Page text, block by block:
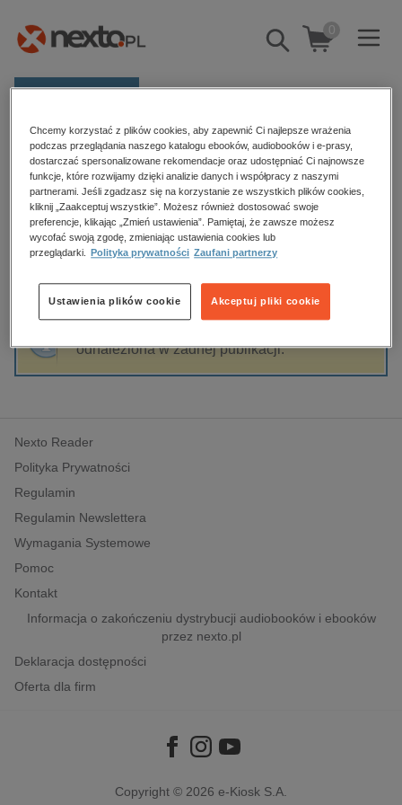
Pokaż/schowaj
wyszukiwarkę
0
Kategorie
Zobacz wszystkie E-prasa
budownictwo, aranżacja wnętrz
biznesowe, branżowe, gospodarka
dzienniki
edukacja
hobby, sport, rozrywka
komputery, internet, technologie, informatyka
polityka, społeczno-informacyjne
psychologiczne
inne
popularno-naukowe
historia
Strona główna Wiesław Koczur
Wiesław Koczur
Sortowanie Filtrowanie
odnaleziona w żadnej publikacji.
Nexto Reader
Polityka Prywatności
Regulamin
Regulamin Newslettera
Wymagania Systemowe
Pomoc
Kontakt
Informacja o zakończeniu dystrybucji audiobooków i ebooków
przez nexto.pl
Deklaracja dostępności
Oferta dla firm
Copyright © 2026 e-Kiosk S.A.
Chcemy korzystać z plików cookies, aby zapewnić Ci najlepsze wrażenia
podczas przeglądania naszego katalogu ebooków, audiobooków i e-prasy,
dostarczać spersonalizowane rekomendacje oraz udostępniać Ci najnowsze
funkcje, które rozwijamy dzięki analizie danych i współpracy z naszymi
partnerami. Jeśli zgadzasz się na korzystanie ze wszystkich plików cookies,
kliknij „Zaakceptuj wszystkie”. Możesz również dostosować swoje
preferencje, klikając „Zmień ustawienia”. Pamiętaj, że zawsze możesz
wycofać swoją zgodę, zmieniając ustawienia cookies lub
przeglądarki.
Polityka prywatności Zaufani partnerzy
Akceptuj pliki cookie
Ustawienia plików cookie